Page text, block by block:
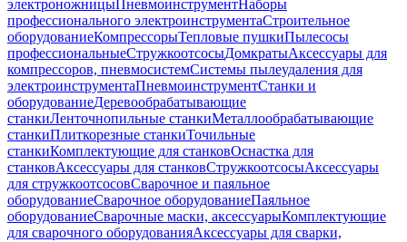
электроножницыПневмоинструментНаборы
профессионального электроинструментаСтроительное
оборудованиеКомпрессорыТепловые пушкиПылесосы
профессиональныеСтружкоотсосыДомкратыАксессуары для
компрессоров, пневмосистемСистемы пылеудаления для
электроинструментаПневмоинструментСтанки и
оборудованиеДеревообрабатывающие
станкиЛенточнопильные станкиМеталлообрабатывающие
станкиПлиткорезные станкиТочильные
станкиКомплектующие для станковОснастка для
станковАксессуары для станковСтружкоотсосыАксессуары
для стружкоотсосовСварочное и паяльное
оборудованиеСварочное оборудованиеПаяльное
оборудованиеСварочные маски, аксессуарыКомплектующие
для сварочного оборудованияАксессуары для сварки,